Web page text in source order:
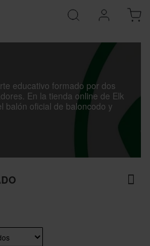
educativo formado por dos
En la tienda online de Elk
balón oficial de baloncodo y